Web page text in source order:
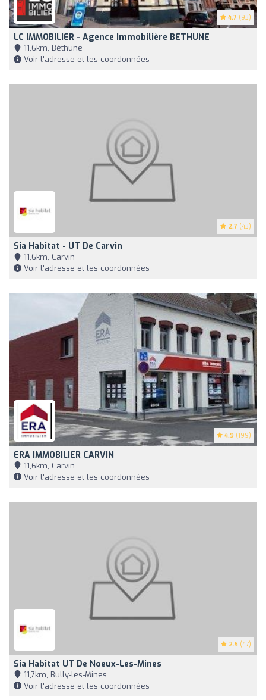
4.7 (93)
LC IMMOBILIER - Agence Immobilière BETHUNE
11,6km, Béthune
Voir l'adresse et les coordonnées
2.7 (43)
Sia Habitat - UT De Carvin
11,6km, Carvin
Voir l'adresse et les coordonnées
4.9 (199)
ERA IMMOBILIER CARVIN
11,6km, Carvin
Voir l'adresse et les coordonnées
2.5 (47)
Sia Habitat UT De Noeux-Les-Mines
11,7km, Bully-les-Mines
Voir l'adresse et les coordonnées